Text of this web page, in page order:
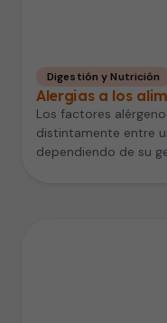
Digestión y Nutrición
Alergias a los
Los factores
distintamente entre
dependiendo de su